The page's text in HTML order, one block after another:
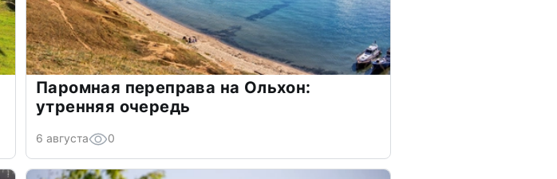
Паромная переправа на Ольхон:
утренняя очередь
6 августа 0